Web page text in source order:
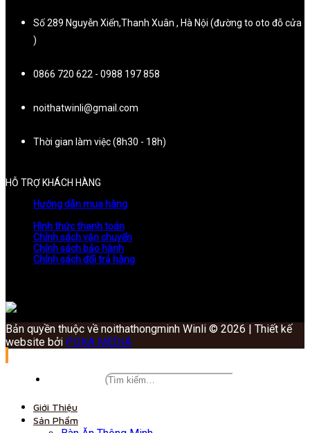
Số 289 Nguyễn Xiển,Thanh Xuân , Hà Nội (đường to oto đỗ cửa
)
0866 720 622 - 0988 197 858
noithatwinli@gmail.com
Thời gian làm việc (8h30 - 18h)
HỖ TRỢ KHÁCH HÀNG
Hướng dẫn mua hàng
Hình thức thanh toán
Chính sách vận chuyển
Chính sách bảo hành
Chính sách đổi trả hàng
Bản quyền thuộc về noithathongminh Winli © 2026 | Thiết kế
website bởi POKA MEDIA
Giới Thiệu
Sản Phẩm